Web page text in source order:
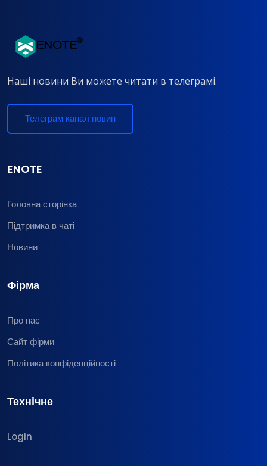
Наші новини Ви можете читати в телеграмі.
Телеграм канал новин
ENOTE
Головна сторінка
Підтримка в чаті
Новини
Фірма
Про нас
Сайт фірми
Політика конфіденційності
Технічне
Login